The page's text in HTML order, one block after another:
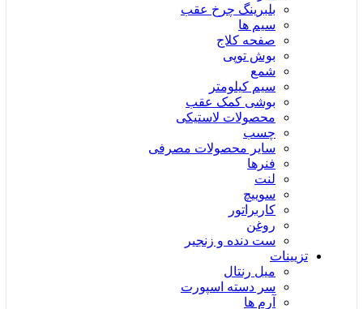
بلبرینگ چرخ عقب
سیم ها
صفحه کلاج
بوش توپی
شمع
سیم کیلومتر
بوشی کمک عقب
محصولات لاستیکی
چسب
سایر محصولات مصرفی
فنرها
لنت
سوییچ
کاربراتور
روغن
ست دنده و زنجیر
تزیینات
میل رنتال
سر دسته اسپورت
آرم ها